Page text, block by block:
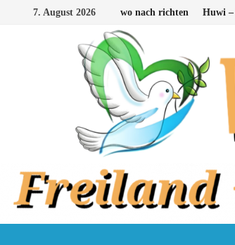
7. August 2026 wo nach richten Huwi